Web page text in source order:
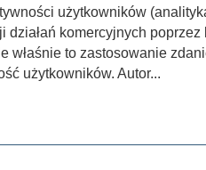
użytkowników
działań komercyjnych
właśnie to zastosowanie
użytkowników. Autor...